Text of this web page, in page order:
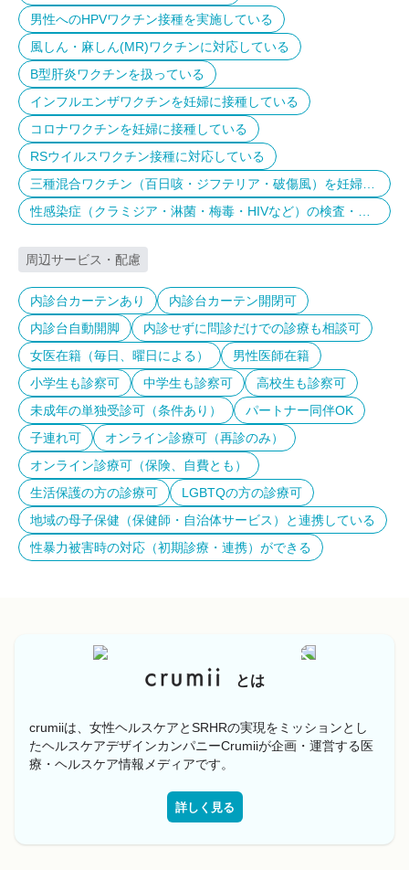
男性へのHPVワクチン接種を実施している
風しん・麻しん(MR)ワクチンに対応している
B型肝炎ワクチンを扱っている
インフルエンザワクチンを妊婦に接種している
コロナワクチンを妊婦に接種している
RSウイルスワクチン接種に対応している
三種混合ワクチン（百日咳・ジフテリア・破傷風）を妊婦に
接種している
性感染症（クラミジア・淋菌・梅毒・HIVなど）の検査・治
療ができる
周辺サービス・配慮
内診台カーテンあり
内診台カーテン開閉可
内診台自動開脚
内診せずに問診だけでの診療も相談可
女医在籍（毎日、曜日による）
男性医師在籍
小学生も診察可
中学生も診察可
高校生も診察可
未成年の単独受診可（条件あり）
パートナー同伴OK
子連れ可
オンライン診療可（再診のみ）
オンライン診療可（保険、自費とも）
生活保護の方の診療可
LGBTQの方の診療可
地域の母子保健（保健師・自治体サービス）と連携している
性暴力被害時の対応（初期診療・連携）ができる
とは
crumiiは、女性ヘルスケアとSRHRの実現をミッションとし
たヘルスケアデザインカンパニーCrumiiが企画・運営する医
療・ヘルスケア情報メディアです。
詳しく見る